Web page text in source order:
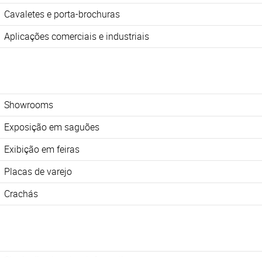
Cavaletes e porta-brochuras
Aplicações comerciais e industriais
Showrooms
Exposição em saguões
Exibição em feiras
Placas de varejo
Crachás